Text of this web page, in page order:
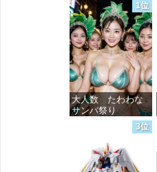
1位
大人数 たわわな
サンバ祭り
価格：¥99
3位